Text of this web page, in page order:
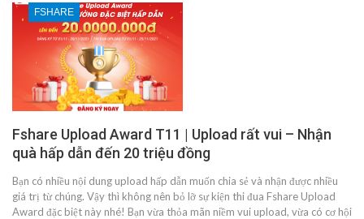
FSHARE
Fshare Upload Award T11 | Upload rất vui – Nhận
quà hấp dẫn đến 20 triệu đồng
Bạn có nhiều nội dung upload hấp dẫn muốn chia sẻ và nhận được nhiều
giá trị từ chúng. Vậy thì không nên bỏ lỡ sự kiện thi đua Fshare Upload
Award đặc biệt này nhé! Bạn vừa thỏa mãn niềm vui upload, vừa có cơ hội